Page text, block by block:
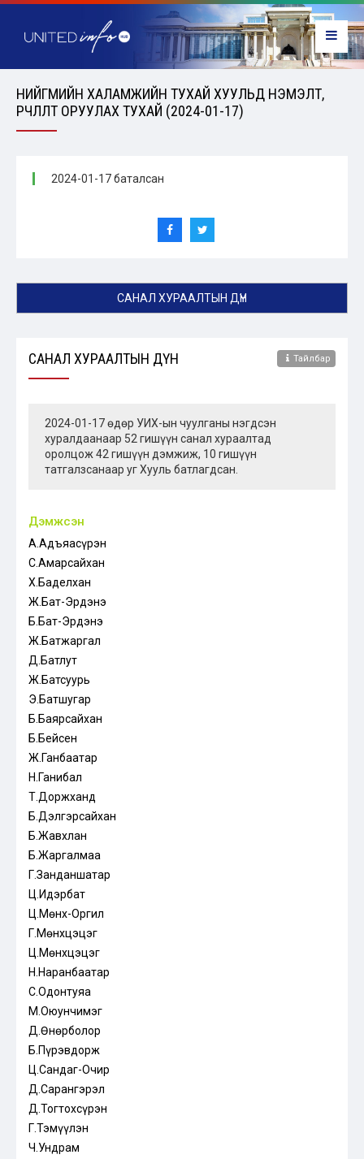
НИЙГМИЙН ХАЛАМЖИЙН ТУХАЙ ХУУЛЬД НЭМЭЛТ,
ӨӨРЧЛӨЛТ ОРУУЛАХ ТУХАЙ (2024-01-17)
2024-01-17 баталсан
САНАЛ ХУРААЛТЫН ДҮН
САНАЛ ХУРААЛТЫН ДҮН Тайлбар
2024-01-17 өдөр УИХ-ын чуулганы нэгдсэн
хуралдаанаар 52 гишүүн санал хураалтад
оролцож 42 гишүүн дэмжиж, 10 гишүүн
татгалзсанаар уг Хууль батлагдсан.
Дэмжсэн
А.Адъяасүрэн
С.Амарсайхан
Х.Баделхан
Ж.Бат-Эрдэнэ
Б.Бат-Эрдэнэ
Ж.Батжаргал
Д.Батлут
Ж.Батсуурь
Э.Батшугар
Б.Баярсайхан
Б.Бейсен
Ж.Ганбаатар
Н.Ганибал
Т.Доржханд
Б.Дэлгэрсайхан
Б.Жавхлан
Б.Жаргалмаа
Г.Занданшатар
Ц.Идэрбат
Ц.Мөнх-Оргил
Г.Мөнхцэцэг
Ц.Мөнхцэцэг
Н.Наранбаатар
С.Одонтуяа
М.Оюунчимэг
Д.Өнөрболор
Б.Пүрэвдорж
Ц.Сандаг-Очир
Д.Сарангэрэл
Д.Тогтохсүрэн
Г.Тэмүүлэн
Ч.Ундрам